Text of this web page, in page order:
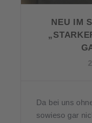
NEU IM
Da bei uns
sowieso gar